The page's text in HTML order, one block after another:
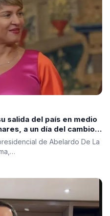
salida del país en medio
a un día del cambio
¿también se irá Petro?
de Abelardo De La